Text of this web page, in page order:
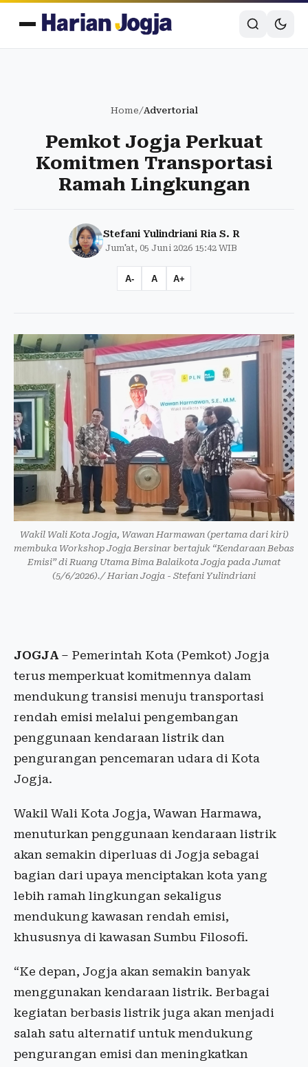
Home/Advertorial
Pemkot Jogja Perkuat
Komitmen Transportasi
Ramah Lingkungan
Stefani Yulindriani Ria S. R
Jum'at, 05 Juni 2026 15:42 WIB
A- A A+
Wakil Wali Kota Jogja, Wawan Harmawan (pertama dari kiri)
membuka Workshop Jogja Bersinar bertajuk “Kendaraan Bebas
Emisi” di Ruang Utama Bima Balaikota Jogja pada Jumat
(5/6/2026)./ Harian Jogja - Stefani Yulindriani
JOGJA– Pemerintah Kota (Pemkot) Jogja
terus memperkuat komitmennya dalam
mendukung transisi menuju transportasi
rendah emisi melalui pengembangan
penggunaan kendaraan listrik dan
pengurangan pencemaran udara di Kota
Jogja.
Wakil Wali Kota Jogja, Wawan Harmawa,
menuturkan penggunaan kendaraan listrik
akan semakin diperluas di Jogja sebagai
bagian dari upaya menciptakan kota yang
lebih ramah lingkungan sekaligus
mendukung kawasan rendah emisi,
khususnya di kawasan Sumbu Filosofi.
“Ke depan, Jogja akan semakin banyak
menggunakan kendaraan listrik. Berbagai
kegiatan berbasis listrik juga akan menjadi
salah satu alternatif untuk mendukung
pengurangan emisi dan meningkatkan